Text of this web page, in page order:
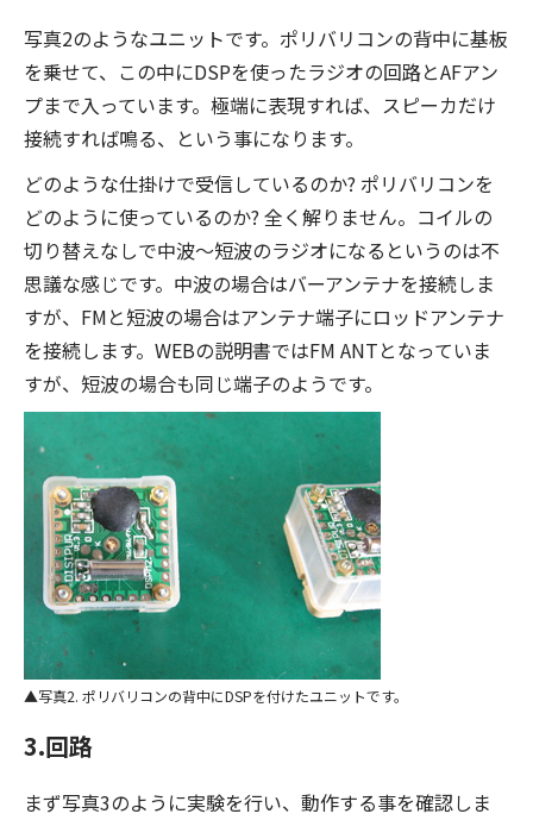
写真2のようなユニットです。ポリバリコンの背中に基板
を乗せて、この中にDSPを使ったラジオの回路とAFアン
プまで入っています。極端に表現すれば、スピーカだけ
接続すれば鳴る、という事になります。
どのような仕掛けで受信しているのか? ポリバリコンを
どのように使っているのか? 全く解りません。コイルの
切り替えなしで中波〜短波のラジオになるというのは不
思議な感じです。中波の場合はバーアンテナを接続しま
すが、FMと短波の場合はアンテナ端子にロッドアンテナ
を接続します。WEBの説明書ではFM ANTとなっていま
すが、短波の場合も同じ端子のようです。
写真2. ポリバリコンの背中にDSPを付けたユニットです。
3.回路
まず写真3のように実験を行い、動作する事を確認しま